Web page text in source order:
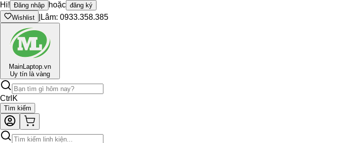
Hi! Đăng nhập hoặc đăng ký
Wishlist
Lâm: 0933.358.385
MainLaptop.vn
Uy tín là vàng
Ctrl K
Tìm kiếm